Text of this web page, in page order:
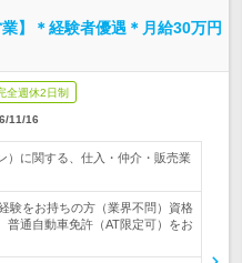
】＊経験者優遇＊月給30万円
全週休2日制
11/16
）に関する、仕入・仲介・販売業
験をお持ちの方（業界不問）資格
普通自動車免許（AT限定可）をお